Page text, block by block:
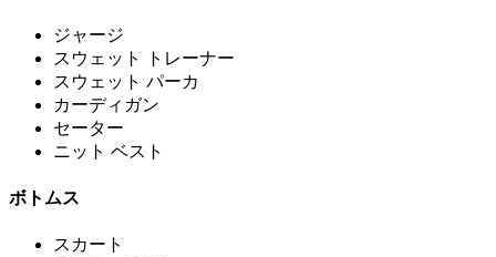
ジャージ
スウェット トレーナー
スウェット パーカ
カーディガン
セーター
ニット ベスト
ボトムス
スカート